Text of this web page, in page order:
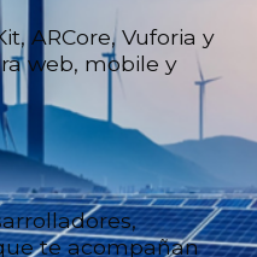
ARCore, Vuforia y
web, mobile y
te acompañan